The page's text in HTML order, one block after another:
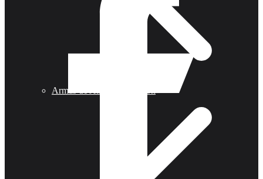
Armas de Aire Competicion